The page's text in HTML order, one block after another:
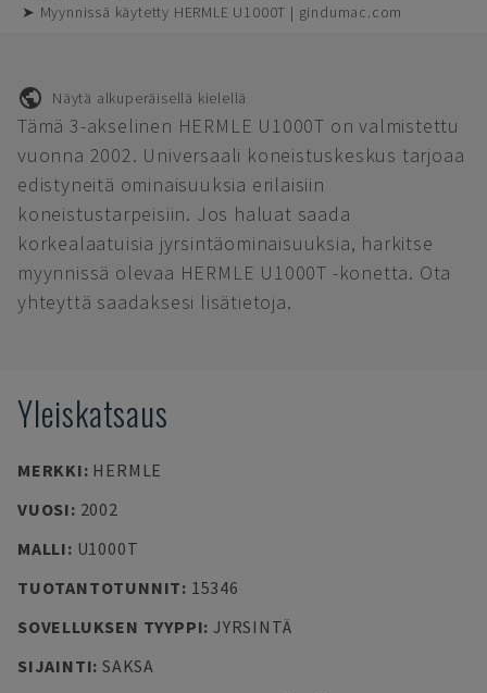
➤ Myynnissä käytetty HERMLE U1000T | gindumac.com
Näytä alkuperäisellä kielellä
Tämä 3-akselinen HERMLE U1000T on valmistettu
vuonna 2002. Universaali koneistuskeskus tarjoaa
edistyneitä ominaisuuksia erilaisiin
koneistustarpeisiin. Jos haluat saada
korkealaatuisia jyrsintäominaisuuksia, harkitse
myynnissä olevaa HERMLE U1000T -konetta. Ota
yhteyttä saadaksesi lisätietoja.
Yleiskatsaus
MERKKI: HERMLE
VUOSI: 2002
MALLI: U1000T
TUOTANTOTUNNIT: 15346
SOVELLUKSEN TYYPPI: JYRSINTÄ
SIJAINTI: SAKSA